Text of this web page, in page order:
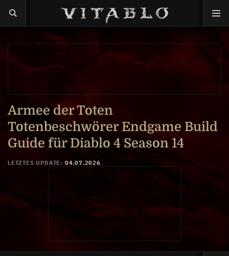
Armee der Toten
Totenbeschwörer Endgame Build
Guide für Diablo 4 Season 14
LETZTES UPDATE: 04.07.2026